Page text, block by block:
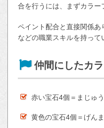
合を行うには、まずカラ
ペイント配合と直接関係
などの職業スキルを持っ
仲間にしたカ
赤い宝石4個＝まじゅ
黄色の宝石4個＝げん